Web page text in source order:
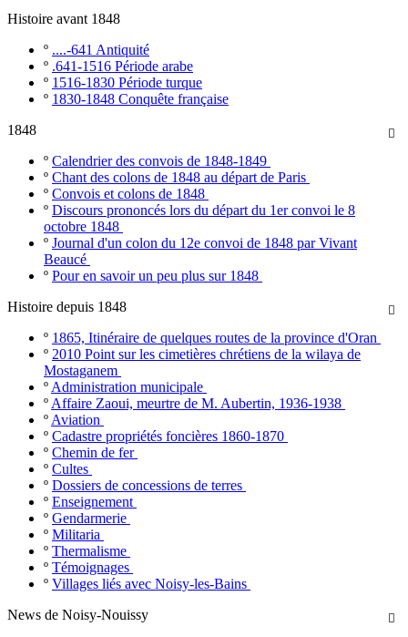
Histoire avant 1848
º ....-641 Antiquité
º .641-1516 Période arabe
º 1516-1830 Période turque
º 1830-1848 Conquête française

1848
º Calendrier des convois de 1848-1849
º Chant des colons de 1848 au départ de Paris
º Convois et colons de 1848
º Discours prononcés lors du départ du 1er convoi le 8
octobre 1848
º Journal d'un colon du 12e convoi de 1848 par Vivant
Beaucé
º Pour en savoir un peu plus sur 1848

Histoire depuis 1848
º 1865, Itinéraire de quelques routes de la province d'Oran
º 2010 Point sur les cimetières chrétiens de la wilaya de
Mostaganem
º Administration municipale
º Affaire Zaoui, meurtre de M. Aubertin, 1936-1938
º Aviation
º Cadastre propriétés foncières 1860-1870
º Chemin de fer
º Cultes
º Dossiers de concessions de terres
º Enseignement
º Gendarmerie
º Militaria
º Thermalisme
º Témoignages
º Villages liés avec Noisy-les-Bains

News de Noisy-Nouissy